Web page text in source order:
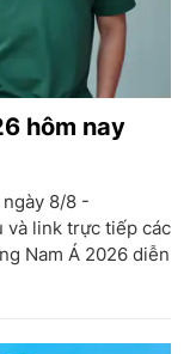
hôm nay
ngày 8/8 -
và link trực tiếp các
Nam Á 2026 diễn